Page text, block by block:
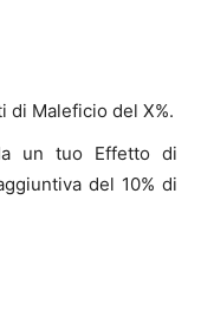
di Maleficio del X%.
un tuo Effetto di
del 10% di